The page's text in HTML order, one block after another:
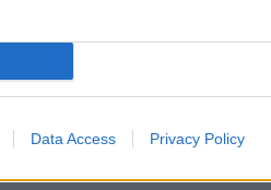
Data Access Privacy Policy
ποτέ δεν ήταν δικά του;